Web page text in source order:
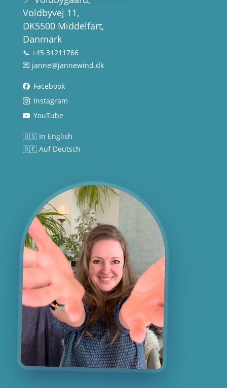
Voldbyvej 11,
DK5500 Middelfart,
Danmark
📞 +45 31211766
💌 janne@jannewind.dk
Facebook
Instagram
YouTube
🇺🇸 In English
🇩🇪 Auf Deutsch